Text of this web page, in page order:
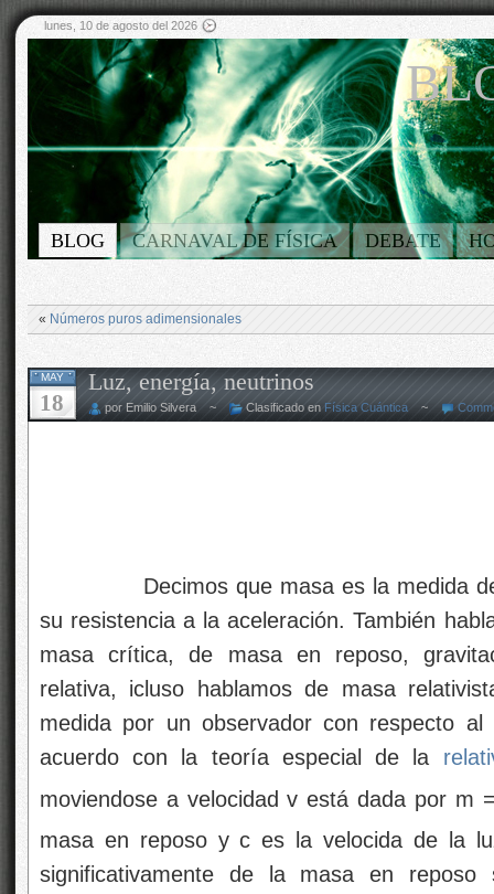
lunes, 10 de agosto del 2026
BLOG CARNAVAL DE FÍSICA DEBATE
« Números puros adimensionales
MAY
18
Luz, energía, neutrinos
por Emilio Silvera ~ Clasificado en Física Cuántica ~
Decimos que masa es la medida
su resistencia a la aceleración. También
masa crítica, de masa en reposo,
relativa, icluso hablamos de masa
medida por un observador con respecto
acuerdo con la teoría especial de la
moviendose a velocidad v está dada por m
masa en reposo y c es la velocida de la
significativamente de la masa en